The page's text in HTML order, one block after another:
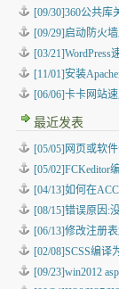
[09/30]360公共库
[09/29]启动防火
[03/
[11/01]安装
[06/06]卡卡网站
最近发表
[05/05] 网页或软
[05/02]FCKeditor
[04/13]如何在
[08/15]错误原因:
[06/13]修改注册
[02/08]SCSS编译
[09/23]win2012